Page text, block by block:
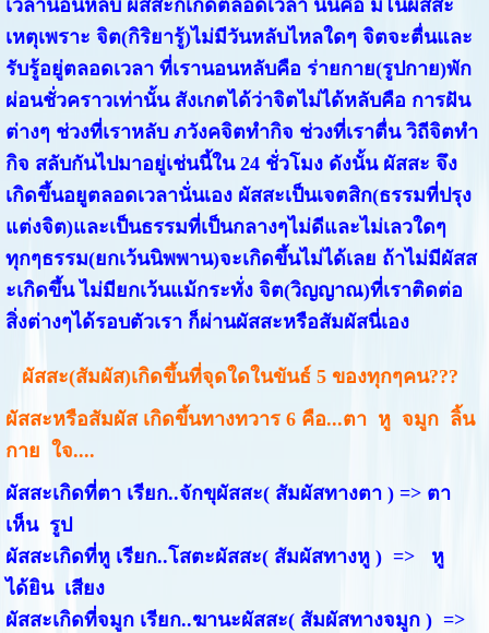
เวลานอนหลับ ผัสสะก็เกิดตลอดเวลา นั่นคือ มโนผัสสะ
เหตุเพราะ จิต(กิริยารู้)ไม่มีวันหลับไหลใดๆ จิตจะตื่นและ
รับรู้อยู่ตลอดเวลา ที่เรานอนหลับคือ ร่ายกาย(รูปกาย)พัก
ผ่อนชั่วคราวเท่านั้น สังเกตได้ว่าจิตไม่ได้หลับคือ การฝัน
ต่างๆ ช่วงที่เราหลับ ภวังคจิตทำกิจ ช่วงที่เราตื่น วิถีจิตทำ
กิจ สลับกันไปมาอยู่เช่นนี้ใน 24 ชั่วโมง ดังนั้น ผัสสะ จึง
เกิดขึ้นอยูตลอดเวลานั่นเอง ผัสสะเป็นเจตสิก(ธรรมที่ปรุง
แต่งจิต)และเป็นธรรมที่เป็นกลางๆไม่ดีและไม่เลวใดๆ
ทุกๆธรรม(ยกเว้นนิพพาน)จะเกิดขึ้นไม่ได้เลย ถ้าไม่มีผัสส
ะเกิดขึ้น ไม่มียกเว้นแม้กระทั่ง จิต(วิญญาณ)ที่เราติดต่อ
สิ่งต่างๆได้รอบตัวเรา ก็ผ่านผัสสะหรือสัมผัสนี่เอง
ผัสสะ(สัมผัส)เกิดขึ้นที่จุดใดในขันธ์ 5 ของทุกๆคน???
ผัสสะหรือสัมผัส เกิดขึ้นทางทวาร 6 คือ...ตา หู จมูก ลิ้น
กาย ใจ....
ผัสสะเกิดที่ตา เรียก..จักขุผัสสะ( สัมผัสทางตา ) => ตา
เห็น รูป
ผัสสะเกิดที่หู เรียก..โสตะผัสสะ( สัมผัสทางหู ) => หู
ได้ยิน เสียง
ผัสสะเกิดที่จมูก เรียก..ฆานะผัสสะ( สัมผัสทางจมูก ) =>